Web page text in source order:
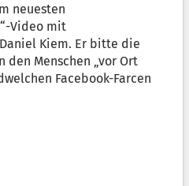
neuesten
Video mit
Kiem. Er bitte die
den Menschen „vor Ort
Facebook-Farcen